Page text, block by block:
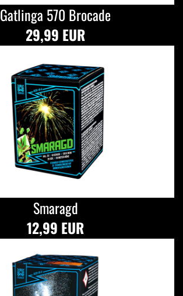
Gatlinga 570 Brocade
29,99 EUR
Smaragd
12,99 EUR